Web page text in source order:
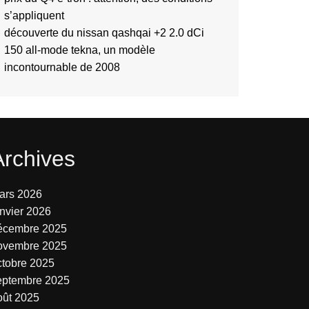
s’appliquent
découverte du nissan qashqai +2 2.0 dCi
150 all-mode tekna, un modèle
incontournable de 2008
2026
2026
2025
2025
2025
2025
2025